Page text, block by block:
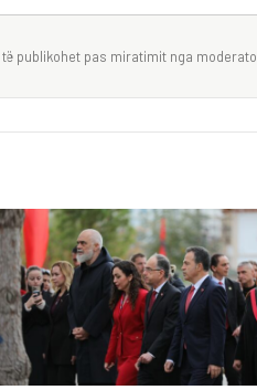
të publikohet pas miratimit nga